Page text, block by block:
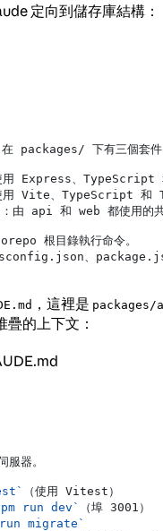
定向到儲存庫結構：
packages/ 下有三個套件
用 Express、
用 Vite、TypeScript 和
由 api 和 web 都使用的
根目錄執行命令。
、
，這裡是 packages/
的上下文：
器。
（使用 Vitest）
run dev`
（埠 3001）
run migrate`